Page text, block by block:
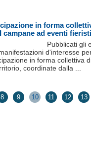
in forma
campane ad eventi
Pubblicati gli
d'interesse
in forma collettiva
coordinate dalla ...
8 9 10 11 12 13